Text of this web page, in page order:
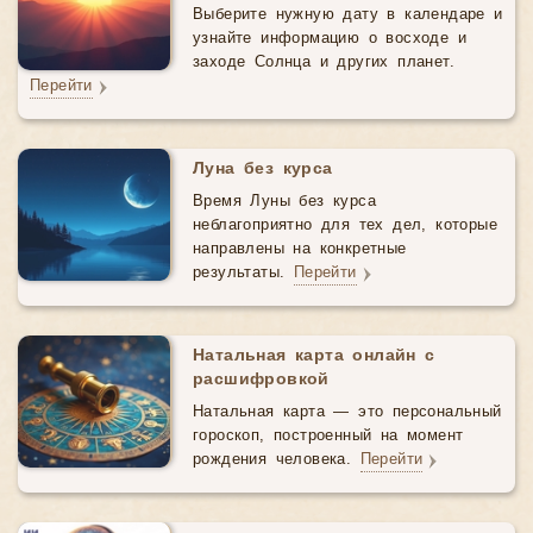
Выберите нужную дату в календаре и
узнайте информацию о восходе и
заходе Солнца и других планет.
Перейти
Луна без курса
Время Луны без курса
неблагоприятно для тех дел, которые
направлены на конкретные
результаты. Перейти
Натальная карта онлайн с
расшифровкой
Натальная карта — это персональный
гороскоп, построенный на момент
рождения человека. Перейти